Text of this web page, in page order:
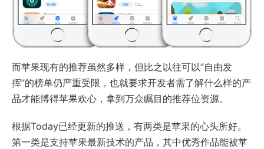
而苹果现有的推荐虽然多样，但比之以往可以“自由发
挥”的榜单仍严重受限，也就要求开发者需了解什么样的产
品才能博得苹果欢心，拿到万众瞩目的推荐位资源。
根据Today已经更新的推送，有两类是苹果的心头所好。
第一类是支持苹果最新技术的产品，其中优秀作品能被苹